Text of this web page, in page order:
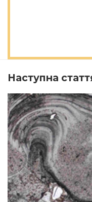
Наступна